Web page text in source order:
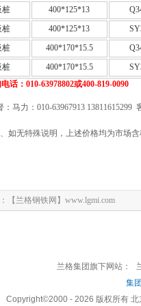
桩
400*125*13
桩
400*125*13
桩
400*170*15.5
桩
400*170*15.5
话：010-63978802或400-819-0090
：马力：010-63967913 13811615299
如无特殊说明，上述价格均为市场
【兰格钢铁网】www.lgmi.com